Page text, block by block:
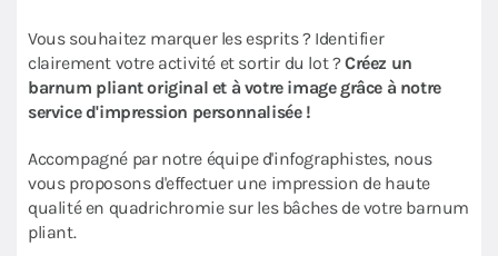
Vous souhaitez marquer les esprits ? Identifier
clairement votre activité et sortir du lot ?Créez un
barnum pliant original et à votre image grâce à notre
service d'impression personnalisée !
Accompagné par notre équipe d'infographistes, nous
vous proposons d'effectuer une impression de haute
qualité en quadrichromie sur les bâches de votre barnum
pliant.